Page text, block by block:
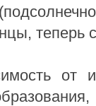
теперь
от